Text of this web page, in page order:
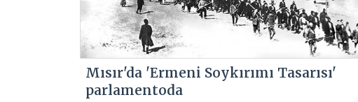
Mısır'da 'Ermeni Soykırımı Tasarısı'
parlamentoda